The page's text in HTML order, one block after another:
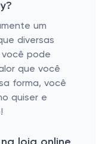
um
diversas
você pode
que você
forma, você
quiser e